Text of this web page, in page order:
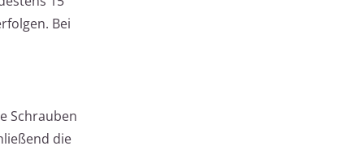
Bei
Schrauben
die